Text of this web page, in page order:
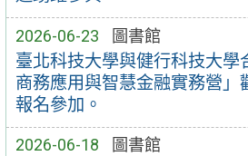
2026-06-23 圖書館
臺北科技大學與健行科技大學
商務應用與智慧金融實務營」
報名參加。
2026-06-18 圖書館